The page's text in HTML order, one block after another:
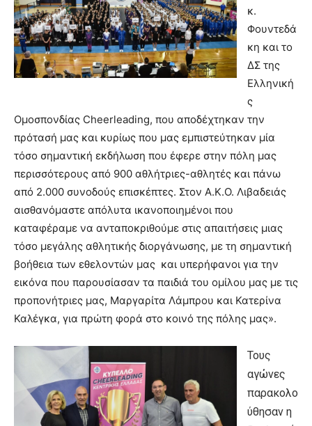
κ.
Φουντεδά
κη και το
ΔΣ της
Ελληνική
ς
Ομοσπονδίας Cheerleading, που αποδέχτηκαν την
πρότασή μας και κυρίως που μας εμπιστεύτηκαν μία
τόσο σημαντική εκδήλωση που έφερε στην πόλη μας
περισσότερους από 900 αθλήτριες-αθλητές και πάνω
από 2.000 συνοδούς επισκέπτες. Στον Α.Κ.Ο. Λιβαδειάς
αισθανόμαστε απόλυτα ικανοποιημένοι που
καταφέραμε να ανταποκριθούμε στις απαιτήσεις μιας
τόσο μεγάλης αθλητικής διοργάνωσης, με τη σημαντική
βοήθεια των εθελοντών μας και υπερήφανοι για την
εικόνα που παρουσίασαν τα παιδιά του ομίλου μας με τις
προπονήτριες μας, Μαργαρίτα Λάμπρου και Κατερίνα
Καλέγκα, για πρώτη φορά στο κοινό της πόλης μας».
Τους
αγώνες
παρακολο
ύθησαν η